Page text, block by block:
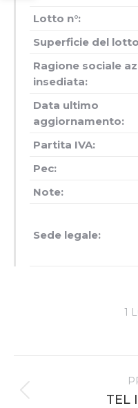
Lotto n°:
Superficie del
Ragione sociale
insediata:
Data ultimo
aggiornamento:
Partita IVA:
Pec:
Note:
Sede legale:
1
navigation
TEL